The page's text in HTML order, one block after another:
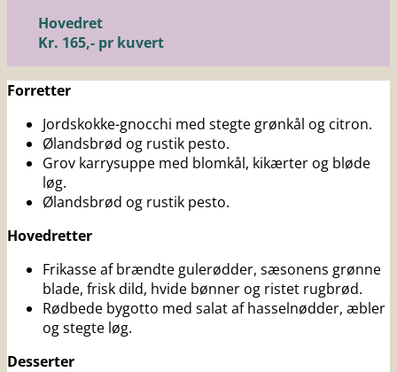
Hovedret
Kr. 165,- pr kuvert
Forretter
Jordskokke-gnocchi med stegte grønkål og citron.
Ølandsbrød og rustik pesto.
Grov karrysuppe med blomkål, kikærter og bløde
løg.
Ølandsbrød og rustik pesto.
Hovedretter
Frikasse af brændte gulerødder, sæsonens grønne
blade, frisk dild, hvide bønner og ristet rugbrød.
Rødbede bygotto med salat af hasselnødder, æbler
og stegte løg.
Desserter